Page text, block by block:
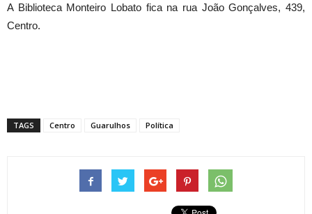
A Biblioteca Monteiro Lobato fica na rua João Gonçalves, 439,
Centro.
TAGS Centro Guarulhos Política